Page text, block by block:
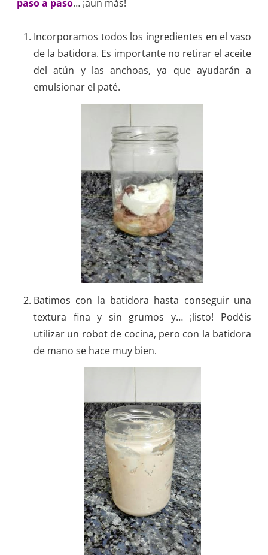
paso a paso… ¡aun más!
Incorporamos todos los ingredientes en el vaso
de la batidora. Es importante no retirar el aceite
del atún y las anchoas, ya que ayudarán a
emulsionar el paté.
Batimos con la batidora hasta conseguir una
textura fina y sin grumos y… ¡listo! Podéis
utilizar un robot de cocina, pero con la batidora
de mano se hace muy bien.